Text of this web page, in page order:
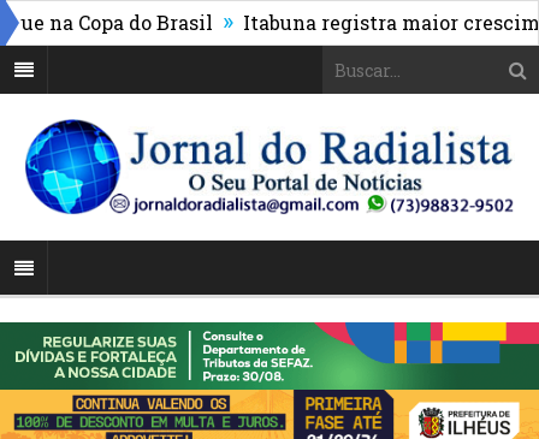
Copa do Brasil » Itabuna registra maior